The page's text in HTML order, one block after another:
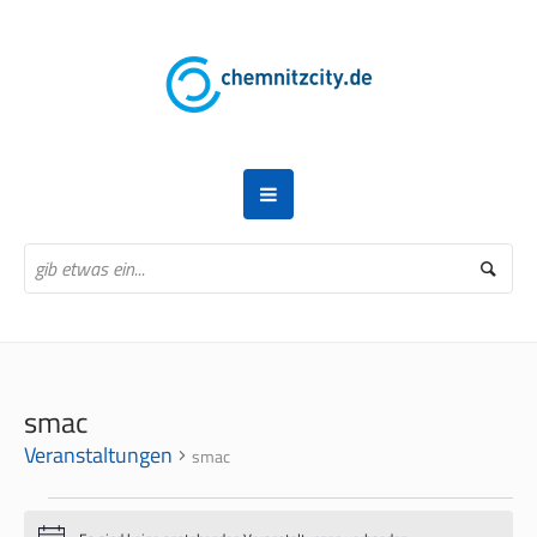
smac
Veranstaltungen smac
VERANSTALTUNGEN